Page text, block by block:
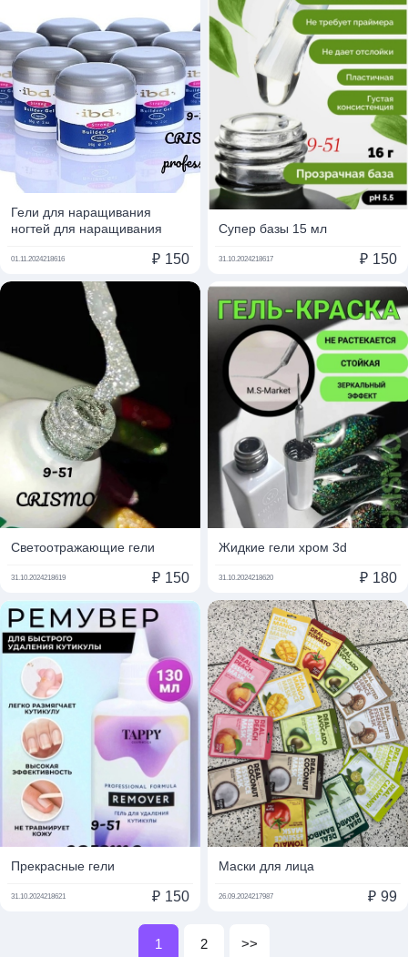
Гели для наращивания
ногтей для наращивания
01.11.2024218616 ₽ 150
Супер базы 15 мл
31.10.2024218617 ₽ 150
Светоотражающие гели
31.10.2024218619 ₽ 150
Жидкие гели хром 3d
31.10.2024218620 ₽ 180
Прекрасные гели
31.10.2024218621 ₽ 150
Маски для лица
26.09.2024217987 ₽ 99
1 2 >>